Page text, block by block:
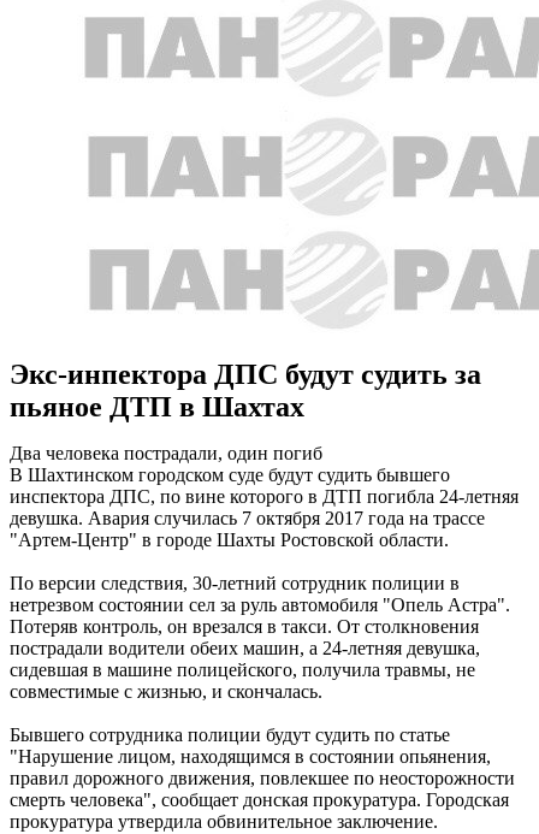
Экс-инпектора ДПС будут судить за
пьяное ДТП в Шахтах
Два человека пострадали, один погиб
В Шахтинском городском суде будут судить бывшего
инспектора ДПС, по вине которого в ДТП погибла 24-летняя
девушка. Авария случилась 7 октября 2017 года на трассе
"Артем-Центр" в городе Шахты Ростовской области.
По версии следствия, 30-летний сотрудник полиции в
нетрезвом состоянии сел за руль автомобиля "Опель Астра".
Потеряв контроль, он врезался в такси. От столкновения
пострадали водители обеих машин, а 24-летняя девушка,
сидевшая в машине полицейского, получила травмы, не
совместимые с жизнью, и скончалась.
Бывшего сотрудника полиции будут судить по статье
"Нарушение лицом, находящимся в состоянии опьянения,
правил дорожного движения, повлекшее по неосторожности
смерть человека", сообщает донская прокуратура. Городская
прокуратура утвердила обвинительное заключение.